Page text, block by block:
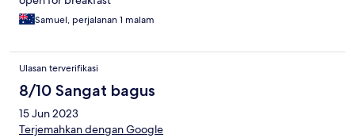
Samuel, perjalanan 1 malam
Ulasan terverifikasi
8/10 Sangat bagus
15 Jun 2023
Terjemahkan dengan Google